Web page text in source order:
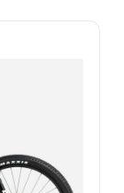
S CARBON